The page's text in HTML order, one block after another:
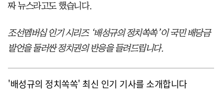
짜 뉴스라고도 했습니다.
조선멤버십 인기 시리즈 ‘배성규의 정치쏙쏙’이 국민 배당금
발언을 둘러싼 정치권의 반응을 들려드립니다.
'배성규의 정치쏙쏙' 최신 인기 기사를 소개합니다